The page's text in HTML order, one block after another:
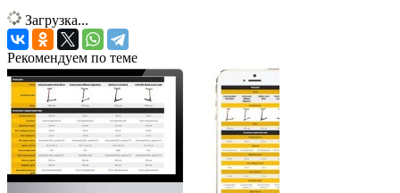
Загрузка...
Рекомендуем по теме